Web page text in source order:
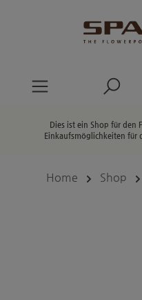
Dies ist ein Shop für den
Einkaufsmöglichkeiten für
Home Shop